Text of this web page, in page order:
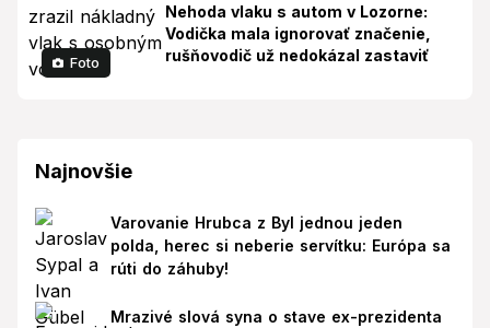
Foto
Nehoda vlaku s autom v Lozorne:
Vodička mala ignorovať značenie,
rušňovodič už nedokázal zastaviť
Najnovšie
Varovanie Hrubca z Byl jednou jeden
polda, herec si neberie servítku: Európa sa
rúti do záhuby!
Mrazivé slová syna o stave ex-prezidenta